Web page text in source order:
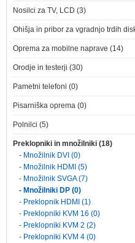
Nosilci za TV, LCD (3)
Ohišja in pribor za vgradnjo trdih
Oprema za mobilne naprave (14)
Orodje in testerji (30)
Pametni telefoni (0)
Pisarniška oprema (0)
Polnilci (5)
Preklopniki in množilniki (18)
- Množilnik DVI (0)
- Množilnik HDMI (5)
- Množilnik SVGA (7)
- Množilniki DP (0)
- Preklopnik HDMI (1)
- Preklopniki KVM 16 (0)
- Preklopniki KVM 2 (2)
- Preklopniki KVM 4 (0)